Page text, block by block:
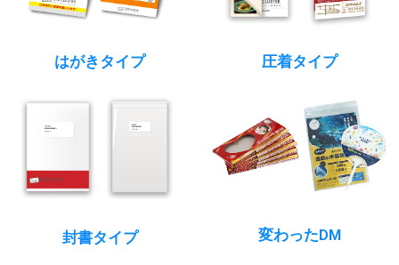
はがきタイプ 圧着タイプ
封書タイプ 変わったDM